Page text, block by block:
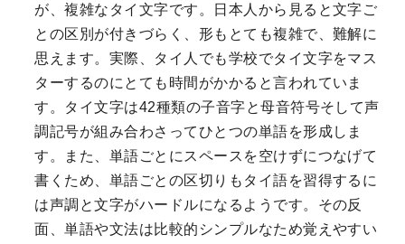
が、複雑なタイ文字です。日本人から見ると文字ご
との区別が付きづらく、形もとても複雑で、難解に
思えます。実際、タイ人でも学校でタイ文字をマス
ターするのにとても時間がかかると言われていま
す。タイ文字は42種類の子音字と母音符号そして声
調記号が組み合わさってひとつの単語を形成しま
す。また、単語ごとにスペースを空けずにつなげて
書くため、単語ごとの区切りもタイ語を習得するに
は声調と文字がハードルになるようです。その反
面、単語や文法は比較的シンプルなため覚えやすい